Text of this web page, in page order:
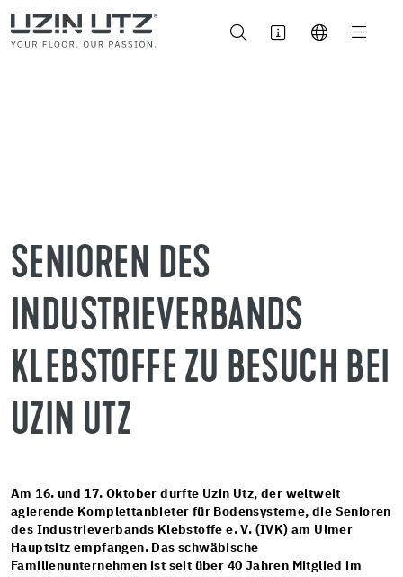
SENIOREN DES
INDUSTRIEVERBANDS
KLEBSTOFFE ZU BESUCH BEI
UZIN UTZ
Am 16. und 17. Oktober durfte Uzin Utz, der weltweit
agierende Komplettanbieter für Bodensysteme, die Senioren
des Industrieverbands Klebstoffe e. V. (IVK) am Ulmer
Hauptsitz empfangen. Das schwäbische
Familienunternehmen ist seit über 40 Jahren Mitglied im